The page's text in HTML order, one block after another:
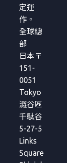
定運
作。
全球總
部
日本〒
151-
0051
Tokyo
澀谷區
千駄谷
5-27-5
Links
Square